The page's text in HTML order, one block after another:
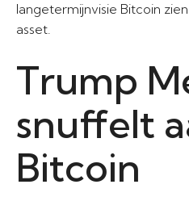
langetermijnvisie Bitcoin
asset.
Trump
snuffelt
Bitcoin